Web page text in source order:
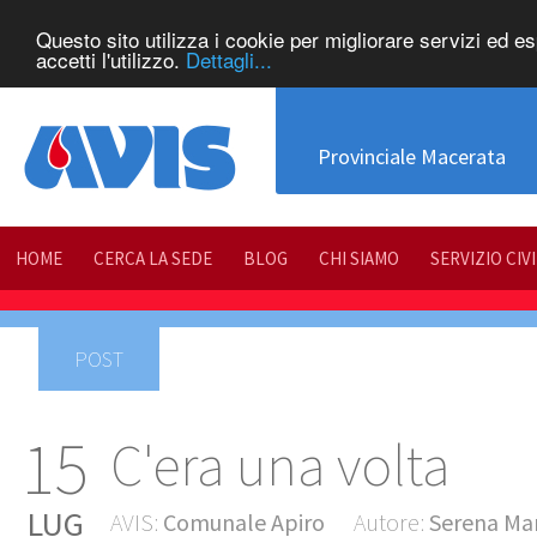
Questo sito utilizza i cookie per migliorare servizi ed
accetti l'utilizzo. Dettagli...
Provinciale Macerata
HOME CERCA LA SEDE BLOG CHI SIAMO SERVIZIO
POST
15
LUG
C'era una volta
AVIS: Comunale Apiro Autore: Serena